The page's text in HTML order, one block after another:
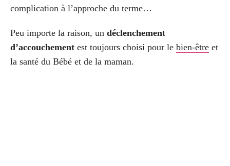
complication à l’approche du terme…
Peu importe la raison, un déclenchement
d’accouchement est toujours choisi pour le bien-être et
la santé du Bébé et de la maman.